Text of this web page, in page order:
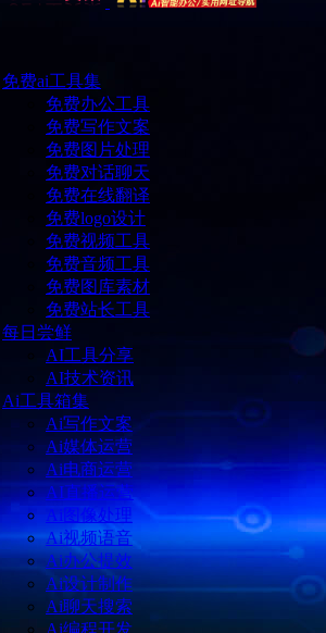
免费ai工具集
免费办公工具
免费写作文案
免费图片处理
免费对话聊天
免费在线翻译
免费logo设计
免费视频工具
免费音频工具
免费图库素材
免费站长工具
每日尝鲜
AI工具分享
AI技术资讯
Ai工具箱集
Ai写作文案
Ai媒体运营
Ai电商运营
AI直播运营
Ai图像处理
Ai视频语音
Ai办公提效
Ai设计制作
Ai聊天搜索
Ai编程开发